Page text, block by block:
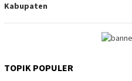
Kabupaten
TOPIK POPULER